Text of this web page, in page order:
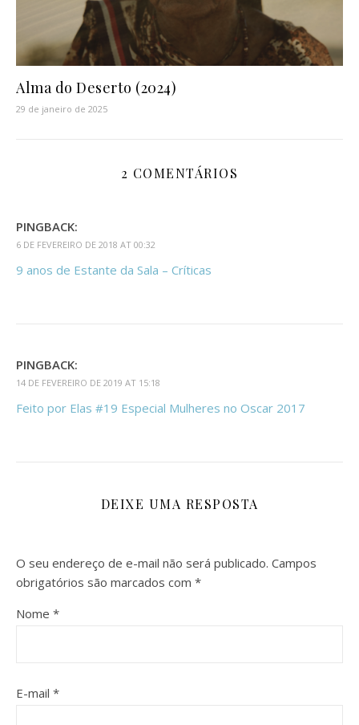
Alma do Deserto (2024)
29 de janeiro de 2025
2 COMENTÁRIOS
PINGBACK:
6 DE FEVEREIRO DE 2018 AT 00:32
9 anos de Estante da Sala – Críticas
PINGBACK:
14 DE FEVEREIRO DE 2019 AT 15:18
Feito por Elas #19 Especial Mulheres no Oscar 2017
DEIXE UMA RESPOSTA
O seu endereço de e-mail não será publicado. Campos
obrigatórios são marcados com *
Nome *
E-mail *